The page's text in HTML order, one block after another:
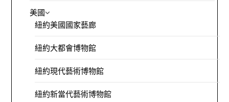
美國
紐約美國國家藝廊
紐約大都會博物館
紐約現代藝術博物館
紐約新當代藝術博物館